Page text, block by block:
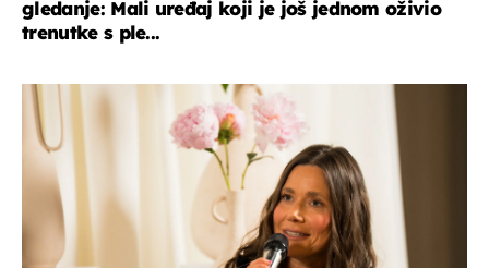
gledanje: Mali uređaj koji je još jednom oživio
trenutke s ple...
moda & ljepota